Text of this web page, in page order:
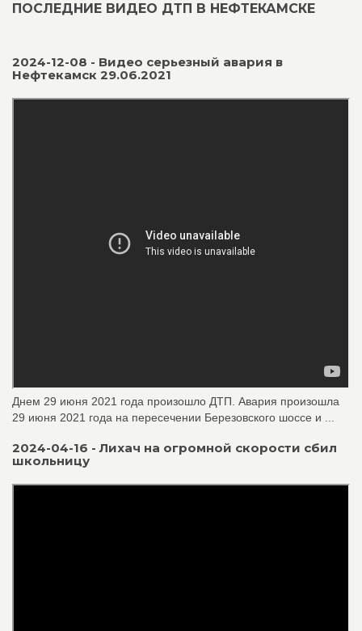
ПОСЛЕДНИЕ ВИДЕО ДТП В НЕФТЕКАМСКЕ
2024-12-08 - Видео серьезный авария в
Нефтекамск 29.06.2021
Днем 29 июня 2021 года произошло ДТП. Авария произошла
29 июня 2021 года на пересечении Березовского шоссе и ...
2024-04-16 - Лихач на огромной скорости сбил
школьницу